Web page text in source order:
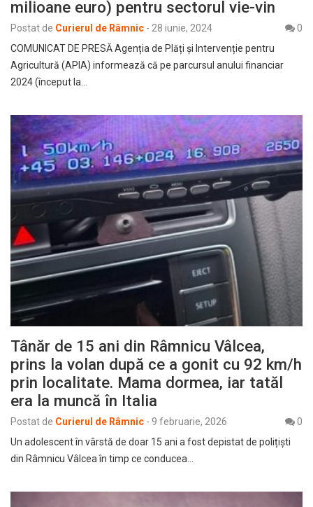
milioane euro) pentru sectorul vie-vin
Postat de Curierul de Râmnic - 28 iunie, 2024
0
COMUNICAT DE PRESĂ Agenția de Plăți și Intervenție pentru
Agricultură (APIA) informează că pe parcursul anului financiar
2024 (început la…
Tânăr de 15 ani din Râmnicu Vâlcea,
prins la volan după ce a gonit cu 92 km/h
prin localitate. Mama dormea, iar tatăl
era la muncă în Italia
Postat de Curierul de Râmnic - 9 februarie, 2026
0
Un adolescent în vârstă de doar 15 ani a fost depistat de polițiști
din Râmnicu Vâlcea în timp ce conducea…